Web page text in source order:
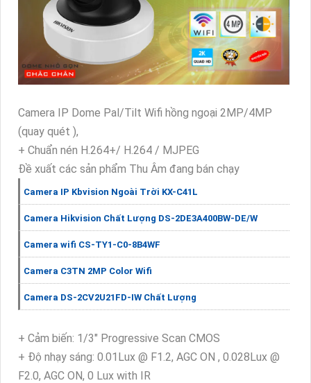
Camera IP Dome Pal/Tilt Wifi hồng ngoại 2MP/4MP
(quay quét ),
+ Chuẩn nén H.264+/ H.264 / MJPEG
Đề xuất các sản phẩm Thu Âm đang bán chạy
Camera IP Kbvision Ngoài Trời KX-C41L
Camera Hikvision Chất Lượng DS-2DE3A400BW-DE/W
Camera wifi CS-TY1-C0-8B4WF
Camera C3TN 2MP Color Wifi
Camera DS-2CV2U21FD-IW Chất Lượng
+ Cảm biến: 1/3" Progressive Scan CMOS
+ Độ nhạy sáng: 0.01Lux @ F1.2, AGC ON , 0.028Lux @
F2.0, AGC ON, 0 Lux with IR